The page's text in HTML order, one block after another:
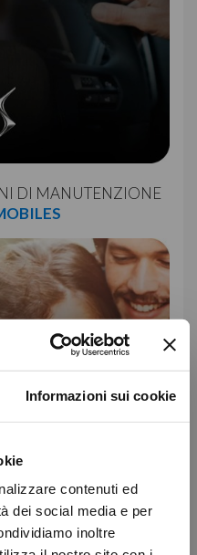
Informazioni sui cookie
contenuti ed
dei social media e per
inoltre
DI MANUTENZIONE
DI MANUTENZIONE